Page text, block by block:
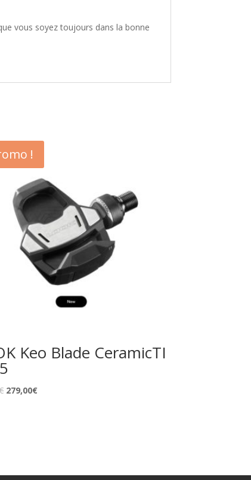
vous soyez toujours dans la bonne
!
Keo Blade CeramicTI
279,00€